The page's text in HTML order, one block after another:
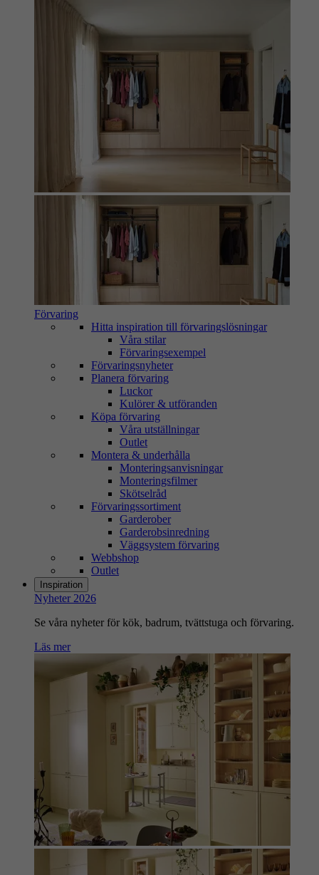
Förvaring
Hitta inspiration till förvaringslösningar
Våra stilar
Förvaringsexempel
Förvaringsnyheter
Planera förvaring
Luckor
Kulörer & utföranden
Köpa förvaring
Våra utställningar
Outlet
Montera & underhålla
Monteringsanvisningar
Monteringsfilmer
Skötselråd
Förvaringssortiment
Garderober
Garderobsinredning
Väggsystem förvaring
Webbshop
Outlet
Inspiration
Nyheter 2026
Se våra nyheter för kök, badrum, tvättstuga och förvaring.
Läs mer